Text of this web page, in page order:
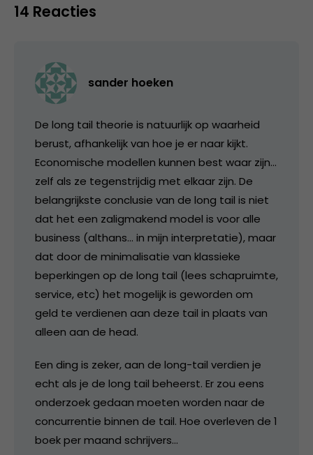
14 Reacties
sander hoeken
De long tail theorie is natuurlijk op waarheid
berust, afhankelijk van hoe je er naar kijkt.
Economische modellen kunnen best waar zijn…
zelf als ze tegenstrijdig met elkaar zijn. De
belangrijkste conclusie van de long tail is niet
dat het een zaligmakend model is voor alle
business (althans… in mijn interpretatie), maar
dat door de minimalisatie van klassieke
beperkingen op de long tail (lees schapruimte,
service, etc) het mogelijk is geworden om
geld te verdienen aan deze tail in plaats van
alleen aan de head.
Een ding is zeker, aan de long-tail verdien je
echt als je de long tail beheerst. Er zou eens
onderzoek gedaan moeten worden naar de
concurrentie binnen de tail. Hoe overleven de 1
boek per maand schrijvers…